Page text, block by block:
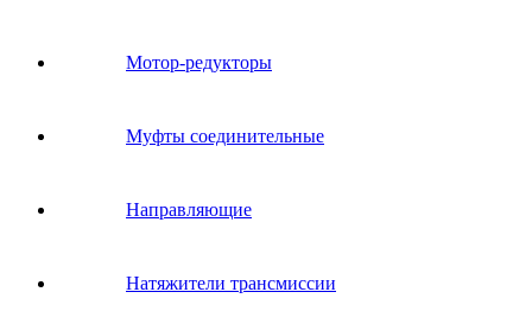
Мотор-редукторы
Муфты соединительные
Направляющие
Натяжители трансмиссии